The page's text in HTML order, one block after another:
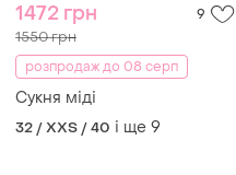
1472 грн 9
1550 грн
розпродаж до 08 серп
Сукня міді
32 / XXS / 40 і ще 9